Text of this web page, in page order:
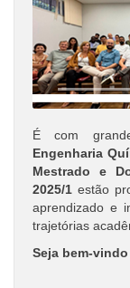
É com
Engenharia
Mestrado e
2025/1 estão
aprendizado e
trajetórias
Seja bem-